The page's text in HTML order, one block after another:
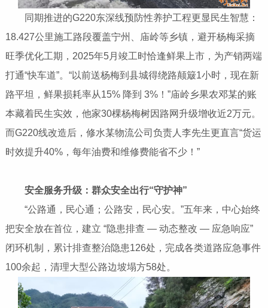
同期推进的G220东深线预防性养护工程更显民生智慧：
18.427公里施工路段覆盖宁州、庙岭等乡镇，避开杨梅采摘
旺季优化工期，2025年5月竣工时恰逢鲜果上市，为产销两端
打通“快车道”。“以前送杨梅到县城得绕路颠簸1小时，现在新
路平坦，鲜果损耗率从15% 降到 3%！”庙岭乡果农邓某的账
本藏着民生实效，他家30棵杨梅树因路网升级增收近2万元。
而G220线改造后，修水某物流公司负责人李先生更直言“货运
时效提升40%，每年油费和维修费能省不少！”
安全服务升级：群众安全出行“守护神”
“公路通，民心通；公路安，民心安。”五年来，中心始终
把安全放在首位，建立 “隐患排查 — 动态整改 — 应急响应”
闭环机制，累计排查整治隐患126处，完成各类道路应急事件
100余起，清理大型公路边坡塌方58处。